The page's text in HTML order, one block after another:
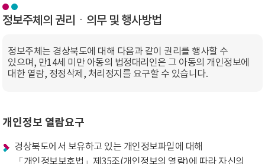
정보주체의 권리ㆍ의무 및 행사방법
정보주체는 경상북도에 대해 다음과 같이 권리를 행사할 수
있으며, 만14세 미만 아동의 법정대리인은 그 아동의 개인정보에
대한 열람, 정정삭제, 처리정지를 요구할 수 있습니다.
개인정보 열람요구
경상북도에서 보유하고 있는 개인정보파일에 대해
「개인정보보호법」제35조(개인정보의 열람)에 따라 자신의